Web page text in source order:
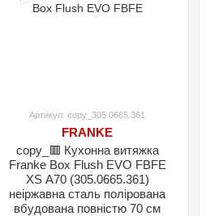
Артикул: copy_305.0665.361
FRANKE
copy_🟥 Кухонна витяжка
Franke Box Flush EVO FBFE
XS A70 (305.0665.361)
неіржавна сталь полірована
вбудована повністю 70 см